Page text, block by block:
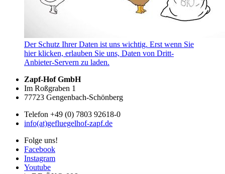
Der Schutz Ihrer Daten ist uns wichtig. Erst wenn Sie
hier klicken, erlauben Sie uns, Daten von Dritt-
Anbieter-Servern zu laden.
Zapf-Hof GmbH
Im Roßgraben 1
77723 Gengenbach-Schönberg
Telefon +49 (0) 7803 92618-0
info(at)gefluegelhof-zapf.de
Folge uns!
Facebook
Instagram
Youtube